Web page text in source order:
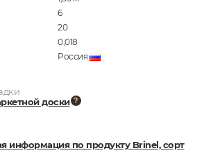
6
20
0,018
Россия
доски
информация по продукту Brinel, сорт